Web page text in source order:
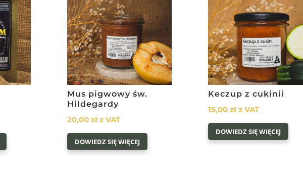
Mus pigwowy św.
Hildegardy
20,00zł z VAT
DOWIEDZ SIĘ WIĘCEJ
Keczup z cukinii
15,00zł z VAT
DOWIEDZ SIĘ WIĘCEJ